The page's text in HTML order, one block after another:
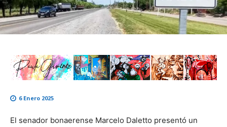
6 Enero 2025
El senador bonaerense Marcelo Daletto presentó un